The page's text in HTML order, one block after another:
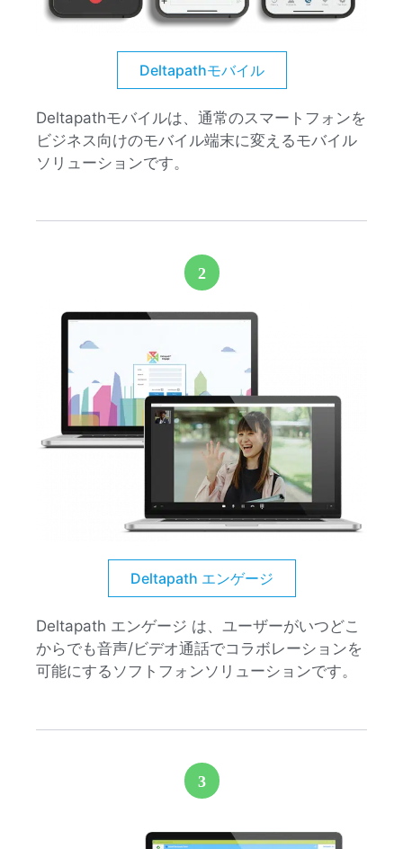
Deltapathモバイル
Deltapathモバイルは、通常のスマートフォンを
ビジネス向けのモバイル端末に変えるモバイル
ソリューションです。
2
Deltapath エンゲージ
Deltapath エンゲージ は、ユーザーがいつどこ
からでも音声/ビデオ通話でコラボレーションを
可能にするソフトフォンソリューションです。
3